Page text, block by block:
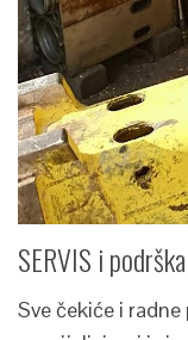
SERVIS i
Sve čekiće i